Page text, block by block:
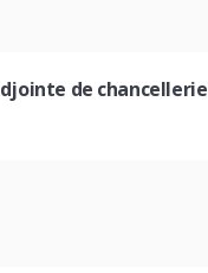
de chancellerie